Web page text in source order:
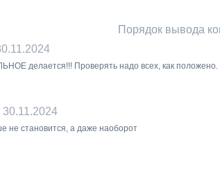
Порядок вывода
делается!!! Проверять надо всех, как
30.11.2024
не становится, а даже наоборот